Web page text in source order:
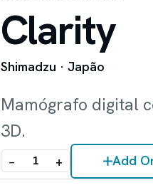
Clarity
Shimadzu · Japão
Mamógrafo digital
3D.
− + Add